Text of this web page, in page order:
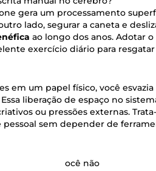
gera um processamento
lado, segurar a caneta e
ao longo dos anos. Adotar
exercício diário para
em um papel físico, você
liberação de espaço no
ou pressões externas.
sem depender de
ocê não